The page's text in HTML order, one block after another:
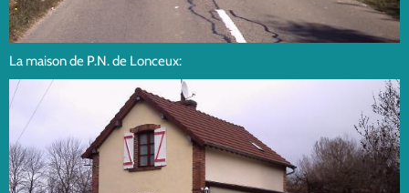
La maison de P.N. de Lonceux: